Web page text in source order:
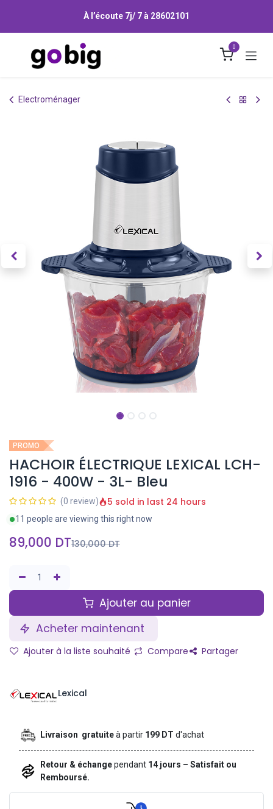
À l’écoute 7j/ 7 à 28602101
0
Electroménager
PROMO
HACHOIR ÉLECTRIQUE LEXICAL LCH-
1916 - 400W - 3L- Bleu
(0 review) 5 sold in last 24 hours
11 people are viewing this right now
89,000 DT130,000DT
Ajouter au panier
Acheter maintenant
Ajouter à la liste souhaité Compare Partager
Lexical
Livraison gratuiteà partir 199 DTd'achat
Retour & échangependant 14 jours – Satisfait ou
Remboursé.